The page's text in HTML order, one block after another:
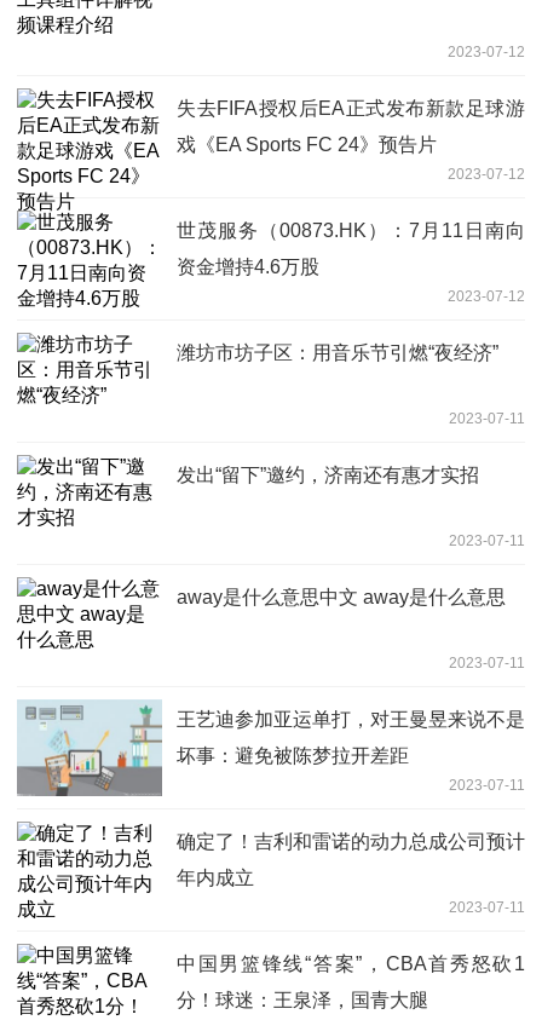
2023-07-12
失去FIFA授权后EA正式发布新款足球游
戏《EA Sports FC 24》预告片
2023-07-12
世茂服务（00873.HK）：7月11日南向
资金增持4.6万股
2023-07-12
潍坊市坊子区：用音乐节引燃“夜经济”
2023-07-11
发出“留下”邀约，济南还有惠才实招
2023-07-11
away是什么意思中文 away是什么意思
2023-07-11
王艺迪参加亚运单打，对王曼昱来说不是
坏事：避免被陈梦拉开差距
2023-07-11
确定了！吉利和雷诺的动力总成公司预计
年内成立
2023-07-11
中国男篮锋线“答案”，CBA首秀怒砍1
分！球迷：王泉泽，国青大腿